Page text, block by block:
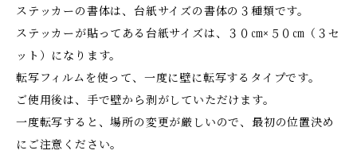
ステッカーの書体は、台紙サイズの書体の３種類です。
ステッカーが貼ってある台紙サイズは、３０㎝×５０㎝（３セ
ット）になります。
転写フィルムを使って、一度に壁に転写するタイプです。
ご使用後は、手で壁から剥がしていただけます。
一度転写すると、場所の変更が厳しいので、最初の位置決め
にご注意ください。